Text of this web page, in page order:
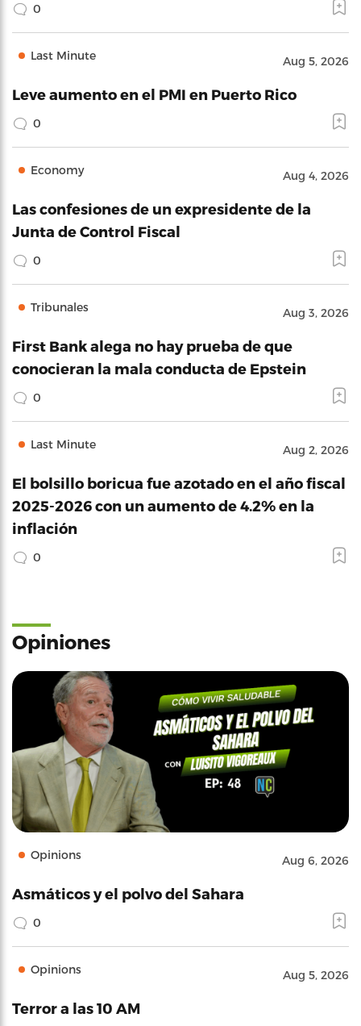
0
Last Minute Aug 5, 2026
Leve aumento en el PMI en Puerto Rico
0
Economy Aug 4, 2026
Las confesiones de un expresidente de la
Junta de Control Fiscal
0
Tribunales Aug 3, 2026
First Bank alega no hay prueba de que
conocieran la mala conducta de Epstein
0
Last Minute Aug 2, 2026
El bolsillo boricua fue azotado en el año fiscal
2025-2026 con un aumento de 4.2% en la
inflación
0
Opiniones
Opinions Aug 6, 2026
Asmáticos y el polvo del Sahara
0
Opinions Aug 5, 2026
Terror a las 10 AM